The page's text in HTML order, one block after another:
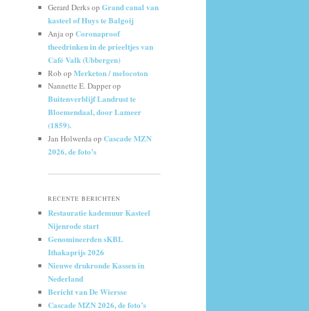
Gerard Derksop Grand canal van
kasteel of Huys te Balgoij
Anjaop Coronaproof
theedrinken in de prieeltjes van
Café Valk (Ubbergen)
Rob op Merketon / melocoton
Nannette E. Dapperop
Buitenverblijf Landrust te
Bloemendaal, door Lameer
(1859).
Jan Holwerdaop Cascade MZN
2026, de foto’s
RECENTE BERICHTEN
Restauratie kademuur Kasteel
Nijenrode start
Genomineerden sKBL
Ithakaprijs 2026
Nieuwe drukronde Kassen in
Nederland
Bericht van De Wiersse
Cascade MZN 2026, de foto’s